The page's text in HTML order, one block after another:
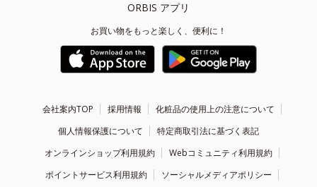
ORBIS アプリ
お買い物をもっと楽しく、便利に！
会社案内TOP 採用情報
化粧品の使用上の注意について
個人情報保護について
特定商取引法に基づく表記
オンラインショップ利用規約
Webコミュニティ利用規約
ポイントサービス利用規約
ソーシャルメディアポリシー